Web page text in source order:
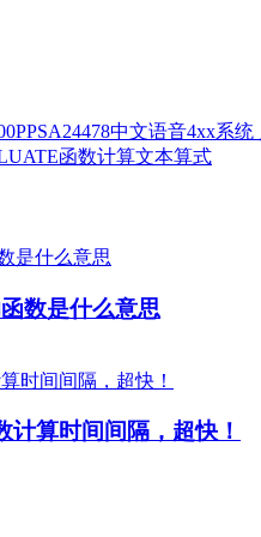
函数计算文本算式
数是什么意思
算时间间隔，超快！